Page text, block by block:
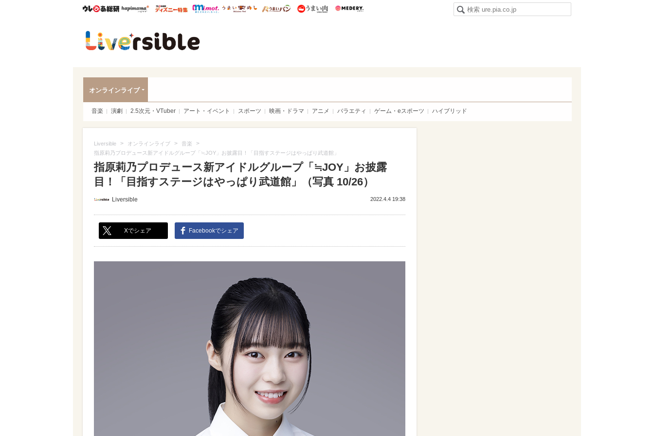
ウレぴあ総研ハピママ* ウレぴあ総研 ディズニー特集
mimot. うまいめし うまいパン うまい肉
オンラインライブ
音楽 演劇 2.5次元・VTuber アート・イベント スポーツ 映画・ドラマ アニメ バラエティ ゲーム・eスポーツ ハイブリッド
Liversible > オンラインライブ > 音楽 >
指原莉乃プロデュース新アイドルグループ「≒JOY」お披露目！「目指すステージはやっぱり武道館」
指原莉乃プロデュース新アイドルグループ「≒JOY」お披露
目！「目指すステージはやっぱり武道館」（写真 10/26）
Liversible 2022.4.4 19:38
Xでシェア Facebookでシェア